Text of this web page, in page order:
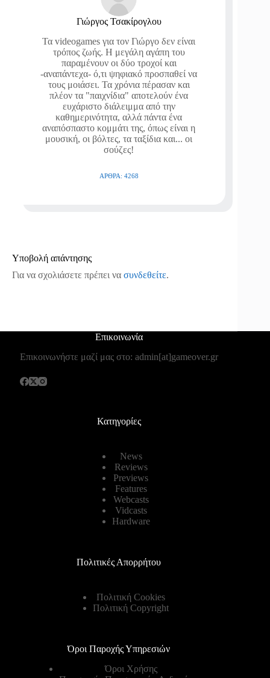
Γιώργος Τσακίρογλου
Τα videogames για τον Γιώργο δεν είναι
τρόπος ζωής. Η μεγάλη αγάπη του
παραμένουν οι δύο τροχοί και
-αναπάντεχα- ό,τι ψηφιακό προσπαθεί να
τους μοιάσει. Τα χρόνια πέρασαν και
πλέον τα "παιχνίδια" αποτελούν ένα
ευχάριστο διάλειμμα από την
καθημερινότητα, αλλά πάντα ένα
αναπόσπαστο κομμάτι της, όπως είναι η
μουσική, οι βόλτες, τα ταξίδια και... οι
σούζες!
ΆΡΘΡΑ: 4268
Υποβολή απάντησης
Για να σχολιάσετε πρέπει να συνδεθείτε.
Επικοινωνία
Επικοινωνήστε μαζί μας στο: admin[at]gameover.gr
Κατηγορίες
News
Reviews
Previews
Features
Webcasts
Vidcasts
Hardware
Πολιτικές Απορρήτου
Πολιτική Cookies
Πολιτική Copyright
Όροι Παροχής Υπηρεσιών
Όροι Χρήσης